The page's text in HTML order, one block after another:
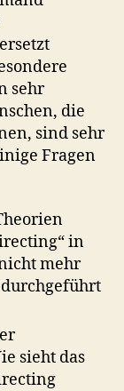
sehr
die
sind sehr
Fragen
in
mehr
sieht das